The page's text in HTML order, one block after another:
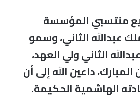
منتسبي المؤسسة
عبدالله الثاني، وسمو
الثاني ولي العهد،
داعين الله إلى أن
الهاشمية الحكيمة.